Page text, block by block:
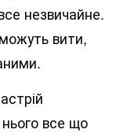
незвичайне.
вити,
все що